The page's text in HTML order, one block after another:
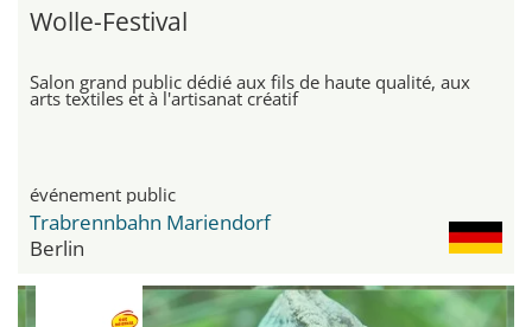
Wolle-Festival
Salon grand public dédié aux fils de haute qualité, aux
arts textiles et à l'artisanat créatif
événement public
Trabrennbahn Mariendorf
Berlin